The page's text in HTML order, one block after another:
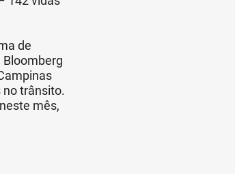
de
no trânsito.
mês,